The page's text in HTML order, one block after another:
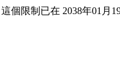
個限制已在 2038年01月